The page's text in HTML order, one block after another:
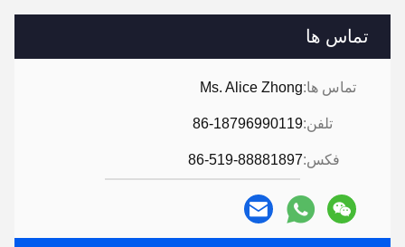
تماس ها
تماس ها:Ms. Alice Zhong
تلفن:86-18796990119
فکس:86-519-88881897